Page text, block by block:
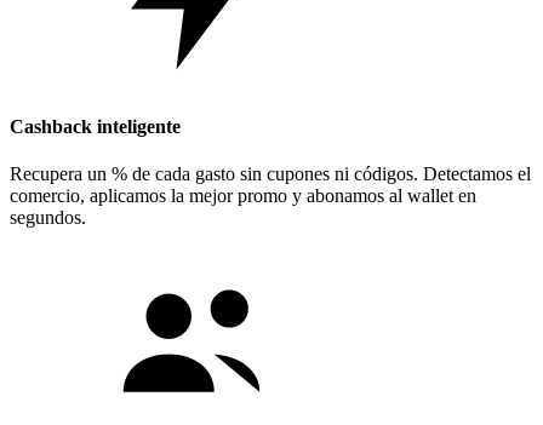
Cashback inteligente
Recupera un % de cada gasto sin cupones ni códigos. Detectamos el
comercio, aplicamos la mejor promo y abonamos al wallet en
segundos.